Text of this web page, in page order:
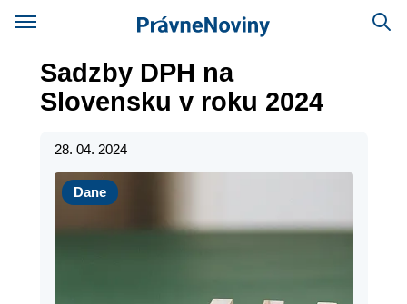
Sadzby DPH na
Slovensku v roku 2024
28. 04. 2024
Dane
Dane